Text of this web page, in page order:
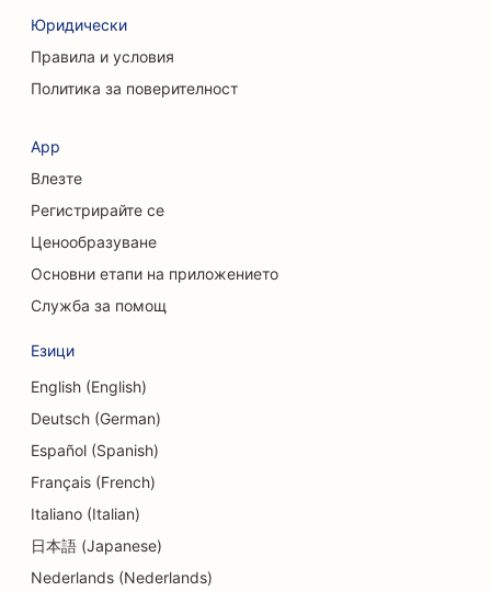
Юридически
Правила и условия
Политика за поверителност
App
Влезте
Регистрирайте се
Ценообразуване
Основни етапи на приложението
Служба за помощ
Езици
English (English)
Deutsch (German)
Español (Spanish)
Français (French)
Italiano (Italian)
日本語 (Japanese)
Nederlands (Nederlands)